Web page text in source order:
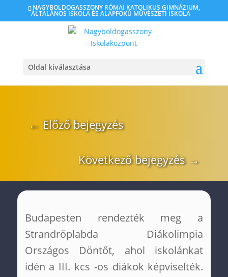
NAGYBOLDOGASSZONY RÓMAI KATOLIKUS GIMNÁZIUM,
ÁLTALÁNOS ISKOLA ÉS ALAPFOKÚ MŰVÉSZETI ISKOLA
Oldal kiválasztása
Országos Döntő
← Előző bejegyzés
Következő bejegyzés→
Budapesten rendezték meg a
Strandröplabda Diákolimpia
Országos Döntőt, ahol iskolánkat
idén a III. kcs -os diákok képviselték.